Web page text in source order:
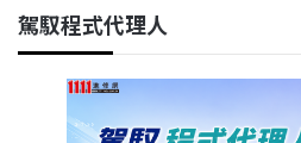
駕馭程式代理人